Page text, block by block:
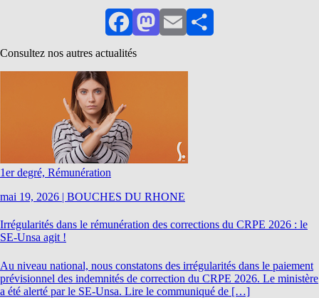
FacebookMastodon
EmailPartager
Consultez nos autres actualités
1er degré, Rémunération
mai 19, 2026 | BOUCHES DU RHONE
Irrégularités dans le rémunération des corrections du CRPE 2026 : le
SE-Unsa agit !
Au niveau national, nous constatons des irrégularités dans le paiement
prévisionnel des indemnités de correction du CRPE 2026. Le ministère
a été alerté par le SE-Unsa. Lire le communiqué de […]